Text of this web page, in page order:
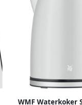
WMF Waterkoker